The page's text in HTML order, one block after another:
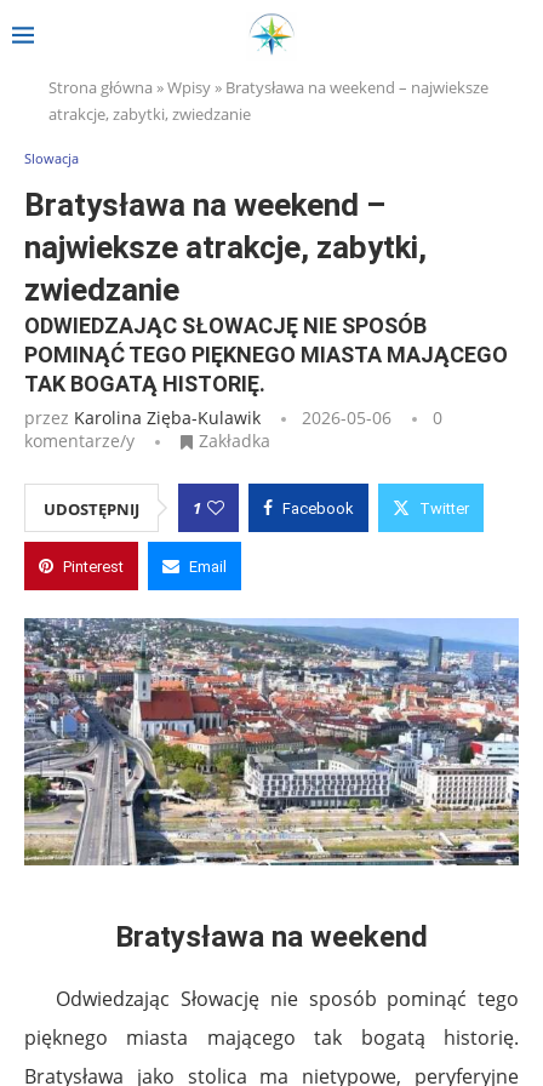
Strona główna »Wpisy» Bratysława na weekend – najwieksze
atrakcje, zabytki, zwiedzanie
Slowacja
Bratysława na weekend –
najwieksze atrakcje, zabytki,
zwiedzanie
ODWIEDZAJĄC SŁOWACJĘ NIE SPOSÓB
POMINĄĆ TEGO PIĘKNEGO MIASTA MAJĄCEGO
TAK BOGATĄ HISTORIĘ.
przez Karolina Zięba-Kulawik 2026-05-06
0
komentarze/y
Zakładka
UDOSTĘPNIJ 1 Facebook Twitter
Pinterest Email
Bratysława na weekend
Odwiedzając Słowację nie sposób pominąć tego
pięknego miasta mającego tak bogatą historię.
Bratysława jako stolica ma nietypowe, peryferyjne